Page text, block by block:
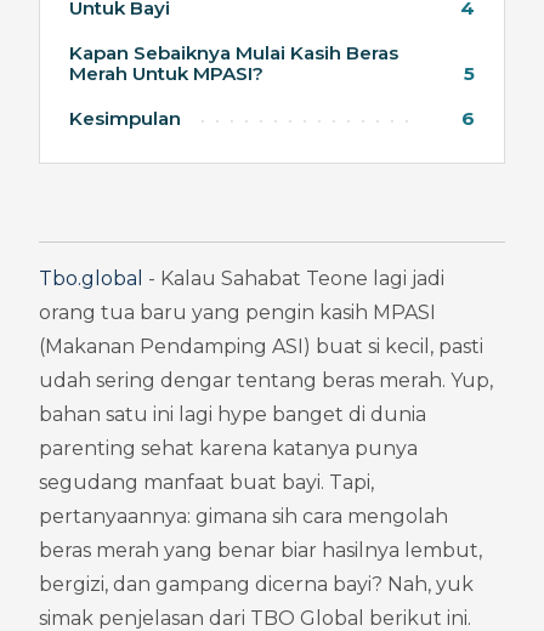
Untuk Bayi
4
Kapan Sebaiknya Mulai Kasih Beras
Merah Untuk MPASI?
5
Kesimpulan
6
Tbo.global - Kalau Sahabat Teone lagi jadi
orang tua baru yang pengin kasih MPASI
(Makanan Pendamping ASI) buat si kecil, pasti
udah sering dengar tentang beras merah. Yup,
bahan satu ini lagi hype banget di dunia
parenting sehat karena katanya punya
segudang manfaat buat bayi. Tapi,
pertanyaannya: gimana sih cara mengolah
beras merah yang benar biar hasilnya lembut,
bergizi, dan gampang dicerna bayi? Nah, yuk
simak penjelasan dari TBO Global berikut ini.